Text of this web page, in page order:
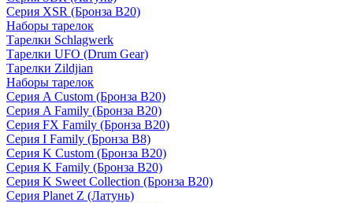
Серия XSR (Бронза B20)
Наборы тарелок
Тарелки Schlagwerk
Тарелки UFO (Drum Gear)
Тарелки Zildjian
Наборы тарелок
Серия A Custom (Бронза B20)
Серия A Family (Бронза B20)
Серия FX Family (Бронза B20)
Серия I Family (Бронза B8)
Серия K Custom (Бронза B20)
Серия K Family (Бронза B20)
Серия K Sweet Collection (Бронза B20)
Серия Planet Z (Латунь)